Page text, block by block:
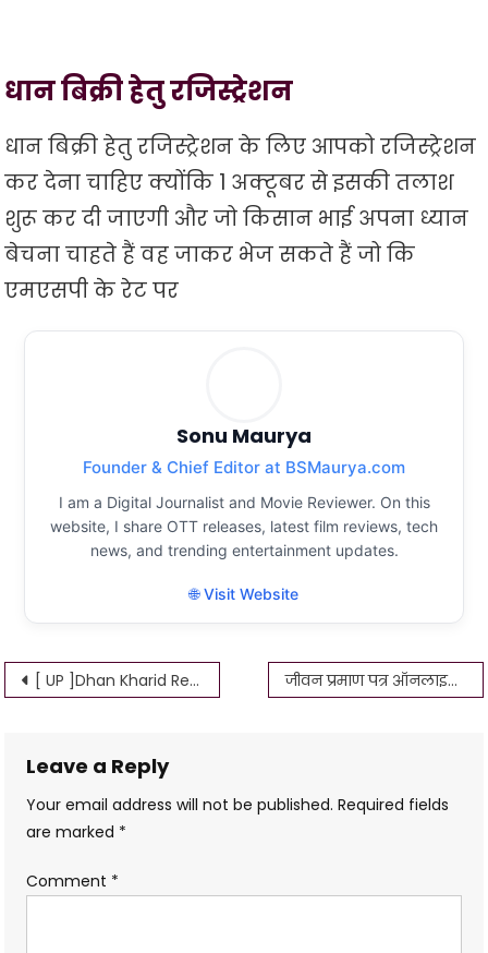
धान बिक्री हेतु रजिस्ट्रेशन
धान बिक्री हेतु रजिस्ट्रेशन के लिए आपको रजिस्ट्रेशन
कर देना चाहिए क्योंकि 1 अक्टूबर से इसकी तलाश
शुरू कर दी जाएगी और जो किसान भाई अपना ध्यान
बेचना चाहते हैं वह जाकर भेज सकते हैं जो कि
एमएसपी के रेट पर
Sonu Maurya
Founder & Chief Editor at BSMaurya.com
I am a Digital Journalist and Movie Reviewer. On this
website, I share OTT releases, latest film reviews, tech
news, and trending entertainment updates.
🌐 Visit Website
Post
[ UP ]Dhan Kharid Registration dhan kharid 2023 रजिस्ट्रेशन यूपी धान बेचने के लिए ऑनलाइन पंजीकरण UP DHAN REGISTRATION ONLINE जीवन प्रमाण पत्र ऑनलाइन कैसे बनायें। Life certificate kaise जीवन प्रमाण पत्र कैसे बनाया जाता है 2022
Leave a Reply
Your email address will not be published. Required fields
are marked *
Comment *